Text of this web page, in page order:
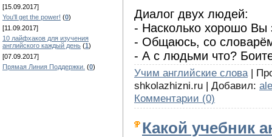
[15.09.2017]
You'll get the power! (0)
[11.09.2017]
10 лайфхаков для изучения
английского каждый день (1)
[07.09.2017]
Прямая Линия Поддержки. (0)
Диалог двух людей:
- Насколько хорошо Вы
- Общаюсь, со
- А с людьми что?
Учим английские слова |
shkolazhizni.ru | Добавил:
Комментарии (0)
Какой учебник